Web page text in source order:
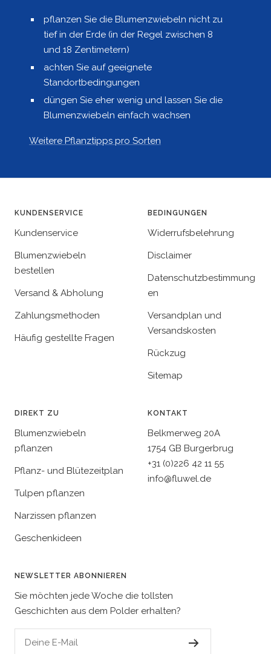
pflanzen Sie die Blumenzwiebeln nicht zu
tief in der Erde (in der Regel zwischen 8
und 18 Zentimetern)
achten Sie auf geeignete
Standortbedingungen
düngen Sie eher wenig und lassen Sie die
Blumenzwiebeln einfach wachsen
Weitere Pflanztipps pro Sorten
KUNDENSERVICE
Kundenservice
Blumenzwiebeln
bestellen
Versand & Abholung
Zahlungsmethoden
Häufig gestellte Fragen
BEDINGUNGEN
Widerrufsbelehrung
Disclaimer
Datenschutzbestimmung
en
Versandplan und
Versandskosten
Rückzug
Sitemap
DIREKT ZU
Blumenzwiebeln
pflanzen
Pflanz- und Blütezeitplan
Tulpen pflanzen
Narzissen pflanzen
Geschenkideen
KONTAKT
Belkmerweg 20A
1754 GB Burgerbrug
+31 (0)226 42 11 55
info@fluwel.de
NEWSLETTER ABONNIEREN
Sie möchten jede Woche die tollsten
Geschichten aus dem Polder erhalten?
Deine E-Mail